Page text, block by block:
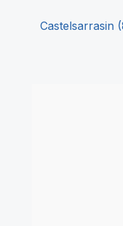
Castelsarrasin (